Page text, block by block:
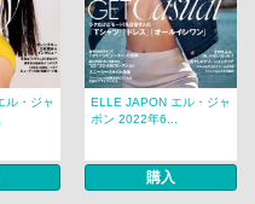
ル・ジャ
ELLE JAPON エル・ジャ
ポン 2022年6...
購入